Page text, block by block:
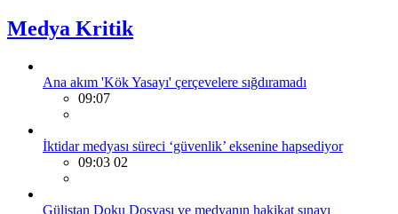
Medya Kritik
Ana akım 'Kök Yasayı' çerçevelere sığdıramadı
09:07
İktidar medyası süreci ‘güvenlik’ eksenine hapsediyor
09:03 02
Gülistan Doku Dosyası ve medyanın hakikat sınavı